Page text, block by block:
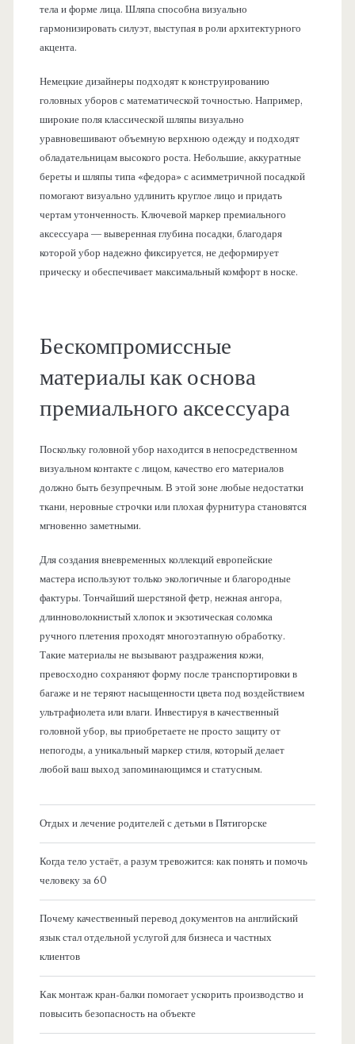
тела и форме лица. Шляпа способна визуально
гармонизировать силуэт, выступая в роли архитектурного
акцента.
Немецкие дизайнеры подходят к конструированию
головных уборов с математической точностью. Например,
широкие поля классической шляпы визуально
уравновешивают объемную верхнюю одежду и подходят
обладательницам высокого роста. Небольшие, аккуратные
береты и шляпы типа «федора» с асимметричной посадкой
помогают визуально удлинить круглое лицо и придать
чертам утонченность. Ключевой маркер премиального
аксессуара — выверенная глубина посадки, благодаря
которой убор надежно фиксируется, не деформирует
прическу и обеспечивает максимальный комфорт в носке.
Бескомпромиссные
материалы как основа
премиального аксессуара
Поскольку головной убор находится в непосредственном
визуальном контакте с лицом, качество его материалов
должно быть безупречным. В этой зоне любые недостатки
ткани, неровные строчки или плохая фурнитура становятся
мгновенно заметными.
Для создания вневременных коллекций европейские
мастера используют только экологичные и благородные
фактуры. Тончайший шерстяной фетр, нежная ангора,
длинноволокнистый хлопок и экзотическая соломка
ручного плетения проходят многоэтапную обработку.
Такие материалы не вызывают раздражения кожи,
превосходно сохраняют форму после транспортировки в
багаже и не теряют насыщенности цвета под воздействием
ультрафиолета или влаги. Инвестируя в качественный
головной убор, вы приобретаете не просто защиту от
непогоды, а уникальный маркер стиля, который делает
любой ваш выход запоминающимся и статусным.
Отдых и лечение родителей с детьми в Пятигорске
Когда тело устаёт, а разум тревожится: как понять и помочь
человеку за 60
Почему качественный перевод документов на английский
язык стал отдельной услугой для бизнеса и частных
клиентов
Как монтаж кран-балки помогает ускорить производство и
повысить безопасность на объекте